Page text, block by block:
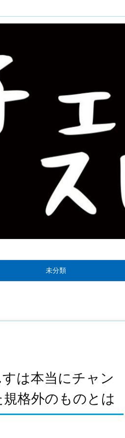
未分類
は本当にチャン
格外のものとは